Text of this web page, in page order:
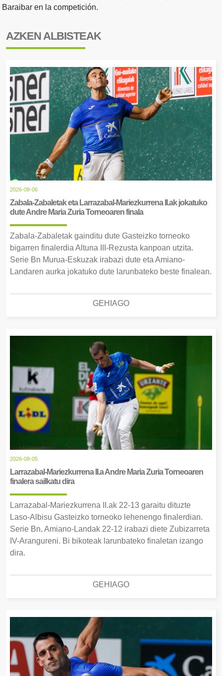
Baraibar en la competición.
AZKEN ALBISTEAK
2026-08-06
Zabala-Zabaletak eta Larrazabal-Mariezkurrena II.ak jokatuko
dute Andre Maria Zuria Torneoaren finala
Zabala-Zabaletak gainditu dute Gasteizko torneoko
bigarren finalerdia Altuna III-Rezusta kanpoan utzita.
Serie Bn Murua-Eskuzak irabazi dute eta Amiano-
Landaren aurka jokatuko dute larunbateko beste finalean.
GEHIAGO
2026-08-05
Larrazabal-Mariezkurrena II.a Andre Maria Zuria Torneoaren
finalera sailkatu dira
Larrazabal-Mariezkurrena II.ak 22-13 garaitu dituzte
Laso-Albisu Gasteizko torneoko lehenengo finalerdian.
Serie Bn, Amiano-Landak 22-12 irabazi diete Zubizarreta
IV-Arangureni. Bi bikoteak larunbateko finaletan izango
dira.
GEHIAGO